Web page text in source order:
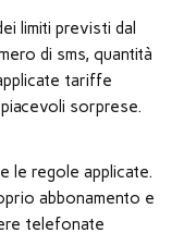
limiti previsti dal
di sms, quantità
tariffe
sorprese.
le regole applicate.
abbonamento e
telefonate